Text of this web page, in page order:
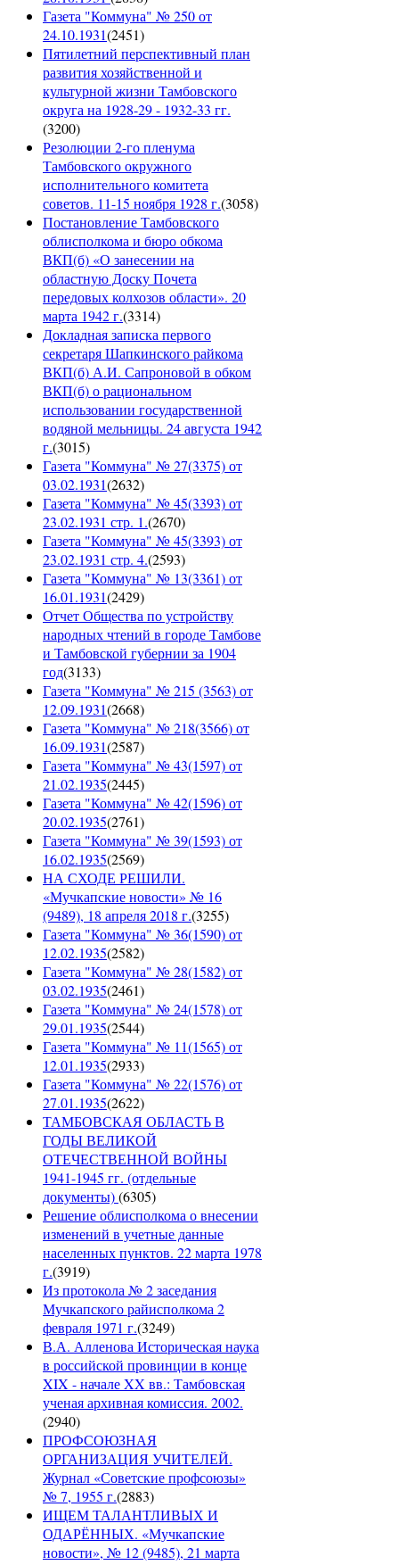
Газета "Коммуна" № 250 от
24.10.1931(2451)
Пятилетний перспективный план
развития хозяйственной и
культурной жизни Тамбовского
округа на 1928-29 - 1932-33 гг.
(3200)
Резолюции 2-го пленума
Тамбовского окружного
исполнительного комитета
советов. 11-15 ноября 1928 г.(3058)
Постановление Тамбовского
облисполкома и бюро обкома
ВКП(б) «О занесении на
областную Доску Почета
передовых колхозов области». 20
марта 1942 г.(3314)
Докладная записка первого
секретаря Шапкинского райкома
ВКП(б) А.И. Сапроновой в обком
ВКП(б) о рациональном
использовании государственной
водяной мельницы. 24 августа 1942
г.(3015)
Газета "Коммуна" № 27(3375) от
03.02.1931(2632)
Газета "Коммуна" № 45(3393) от
23.02.1931 стр. 1.(2670)
Газета "Коммуна" № 45(3393) от
23.02.1931 стр. 4.(2593)
Газета "Коммуна" № 13(3361) от
16.01.1931(2429)
Отчет Общества по устройству
народных чтений в городе Тамбове
и Тамбовской губернии за 1904
год(3133)
Газета "Коммуна" № 215 (3563) от
12.09.1931(2668)
Газета "Коммуна" № 218(3566) от
16.09.1931(2587)
Газета "Коммуна" № 43(1597) от
21.02.1935(2445)
Газета "Коммуна" № 42(1596) от
20.02.1935(2761)
Газета "Коммуна" № 39(1593) от
16.02.1935(2569)
НА СХОДЕ РЕШИЛИ.
«Мучкапские новости» № 16
(9489), 18 апреля 2018 г.(3255)
Газета "Коммуна" № 36(1590) от
12.02.1935(2582)
Газета "Коммуна" № 28(1582) от
03.02.1935(2461)
Газета "Коммуна" № 24(1578) от
29.01.1935(2544)
Газета "Коммуна" № 11(1565) от
12.01.1935(2933)
Газета "Коммуна" № 22(1576) от
27.01.1935(2622)
ТАМБОВСКАЯ ОБЛАСТЬ В
ГОДЫ ВЕЛИКОЙ
ОТЕЧЕСТВЕННОЙ ВОЙНЫ
1941-1945 гг. (отдельные
документы)(6305)
Решение облисполкома о внесении
изменений в учетные данные
населенных пунктов. 22 марта 1978
г.(3919)
Из протокола № 2 заседания
Мучкапского райисполкома 2
февраля 1971 г.(3249)
В.А. Алленова Историческая наука
в российской провинции в конце
XIX - начале XX вв.: Тамбовская
ученая архивная комиссия. 2002.
(2940)
ПРОФСОЮЗНАЯ
ОРГАНИЗАЦИЯ УЧИТЕЛЕЙ.
Журнал «Советские профсоюзы»
№ 7, 1955 г.(2883)
ИЩЕМ ТАЛАНТЛИВЫХ И
ОДАРЁННЫХ. «Мучкапские
новости», № 12 (9485), 21 марта